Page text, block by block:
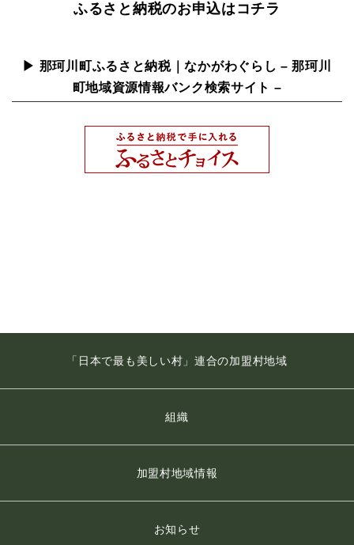
ふるさと納税のお申込はコチラ
▶ 那珂川町ふるさと納税｜なかがわぐらし – 那珂川
町地域資源情報バンク検索サイト –
「日本で最も美しい村」連合の加盟村地域
組織
加盟村地域情報
お知らせ